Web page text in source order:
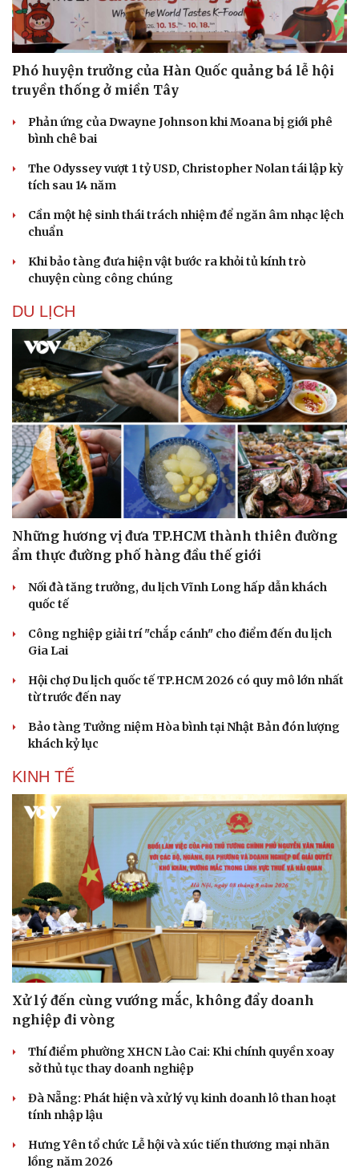
Văn hóa
Sân khấu - Điện ảnh
Văn học
Âm nhạc
Di sản
Giải trí
Nghệ sĩ
Thời trang
Sao Việt
Phó huyện trưởng của Hàn Quốc quảng bá lễ hội
truyền thống ở miền Tây
Phản ứng của Dwayne Johnson khi Moana bị giới phê
bình chê bai
The Odyssey vượt 1 tỷ USD, Christopher Nolan tái lập kỳ
tích sau 14 năm
Cần một hệ sinh thái trách nhiệm để ngăn âm nhạc lệch
chuẩn
Khi bảo tàng đưa hiện vật bước ra khỏi tủ kính trò
chuyện cùng công chúng
DU LỊCH
Những hương vị đưa TP.HCM thành thiên đường
ẩm thực đường phố hàng đầu thế giới
Nối đà tăng trưởng, du lịch Vĩnh Long hấp dẫn khách
quốc tế
Công nghiệp giải trí "chắp cánh" cho điểm đến du lịch
Gia Lai
Hội chợ Du lịch quốc tế TP.HCM 2026 có quy mô lớn nhất
từ trước đến nay
Bảo tàng Tưởng niệm Hòa bình tại Nhật Bản đón lượng
khách kỷ lục
KINH TẾ
Xử lý đến cùng vướng mắc, không đẩy doanh
nghiệp đi vòng
Thí điểm phường XHCN Lào Cai: Khi chính quyền xoay
sở thủ tục thay doanh nghiệp
Đà Nẵng: Phát hiện và xử lý vụ kinh doanh lô than hoạt
tính nhập lậu
Hưng Yên tổ chức Lễ hội và xúc tiến thương mại nhãn
lồng năm 2026